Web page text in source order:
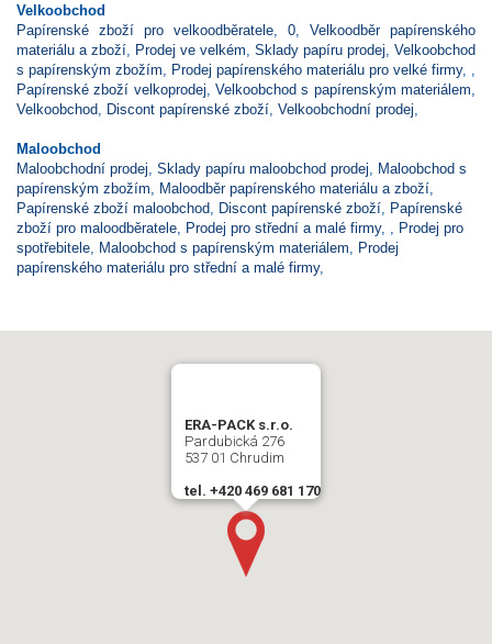
Velkoobchod
Papírenské zboží pro velkoodběratele
0
Velkoodběr papírenského
materiálu a zboží
Prodej ve velkém Sklady papíru prodej Velkoobchod
s papírenským zbožím
Prodej papírenského materiálu pro velké firmy,
Papírenské zboží velkoprodej ,Velkoobchod s papírenským materiálem
Velkoobchod
Discont papírenské zboží Velkoobchodní prodej
Maloobchod
Maloobchodní prodej Sklady papíru maloobchod prodej
Maloobchod s
papírenským zbožím
Maloodběr papírenského materiálu a zboží
Papírenské zboží maloobchod
Discont papírenské zboží
Papírenské
zboží pro maloodběratele
Prodej pro střední a malé firmy,
Prodej pro
spotřebitele
Maloobchod s papírenským materiálem
Prodej
papírenského materiálu pro střední a malé firmy,
ERA-PACK s.r.o.
Pardubická 276
537 01 Chrudim
tel. +420 469 681 170